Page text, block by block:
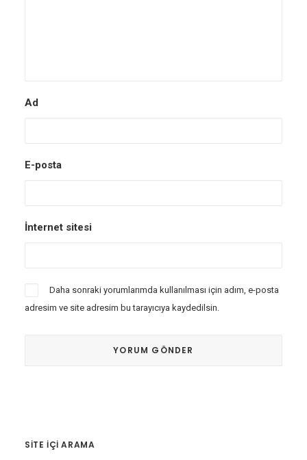
Ad
E-posta
İnternet sitesi
Daha sonraki yorumlarımda kullanılması için adım, e-posta
adresim ve site adresim bu tarayıcıya kaydedilsin.
SITE IÇI ARAMA